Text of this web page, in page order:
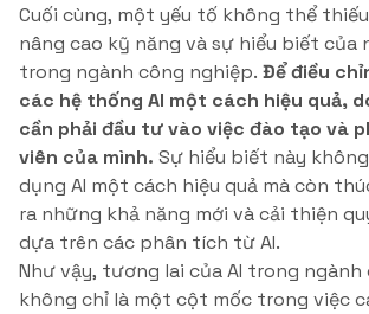
Cuối cùng, một yếu tố không thể
nâng cao kỹ năng và sự hiểu biết của
trong ngành công nghiệp. Để điều
các hệ thống AI một cách hiệu quả,
cần phải đầu tư vào việc đào tạo và
viên của mình. Sự hiểu biết này
dụng AI một cách hiệu quả mà còn
ra những khả năng mới và cải thiện
dựa trên các phân tích từ AI.
Như vậy, tương lai của AI trong
không chỉ là một cột mốc trong việc